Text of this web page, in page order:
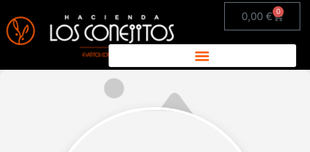
0,00€ 0